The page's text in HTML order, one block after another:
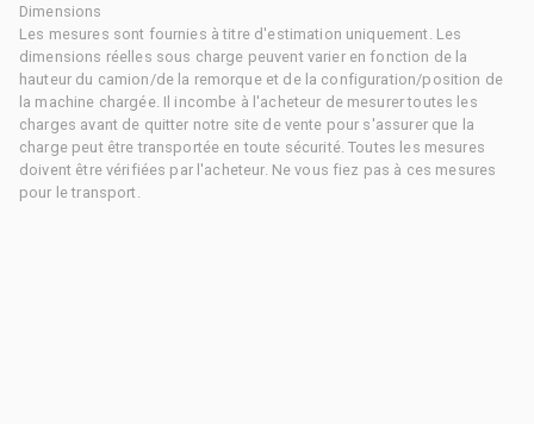
Dimensions
Les mesures sont fournies à titre d'estimation uniquement. Les
dimensions réelles sous charge peuvent varier en fonction de la
hauteur du camion/de la remorque et de la configuration/position de
la machine chargée. Il incombe à l'acheteur de mesurer toutes les
charges avant de quitter notre site de vente pour s'assurer que la
charge peut être transportée en toute sécurité. Toutes les mesures
doivent être vérifiées par l'acheteur. Ne vous fiez pas à ces mesures
pour le transport.